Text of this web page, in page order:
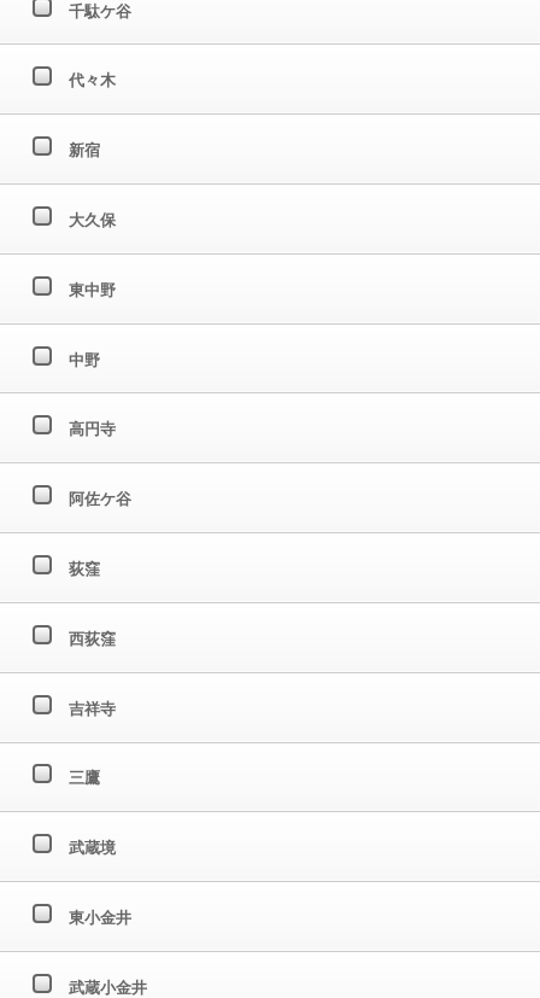
千駄ケ谷
代々木
新宿
大久保
東中野
中野
高円寺
阿佐ケ谷
荻窪
西荻窪
吉祥寺
三鷹
武蔵境
東小金井
武蔵小金井